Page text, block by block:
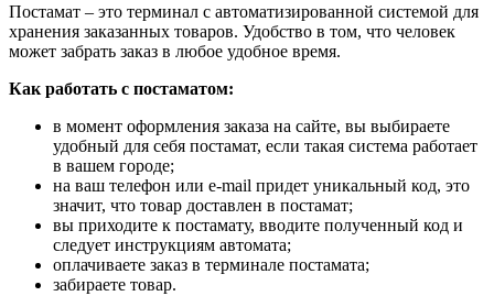
Постамат – это терминал с автоматизированной системой для
хранения заказанных товаров. Удобство в том, что человек
может забрать заказ в любое удобное время.
Как работать с постаматом:
в момент оформления заказа на сайте, вы выбираете
удобный для себя постамат, если такая система работает
в вашем городе;
на ваш телефон или e-mail придет уникальный код, это
значит, что товар доставлен в постамат;
вы приходите к постамату, вводите полученный код и
следует инструкциям автомата;
оплачиваете заказ в терминале постамата;
забираете товар.